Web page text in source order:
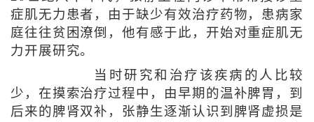
症肌无力患者，由于缺少有效治疗药物，患病家
庭往往贫困潦倒，他有感于此，开始对重症肌无
力开展研究。
当时研究和治疗该疾病的人比较
少，在摸索治疗过程中，由早期的温补脾胃，到
后来的脾肾双补，张静生逐渐认识到脾肾虚损是